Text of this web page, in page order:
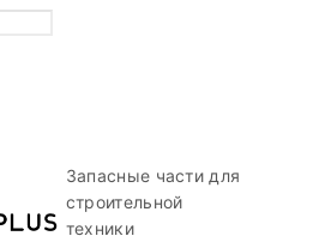
Запасные части для
строительной
техники